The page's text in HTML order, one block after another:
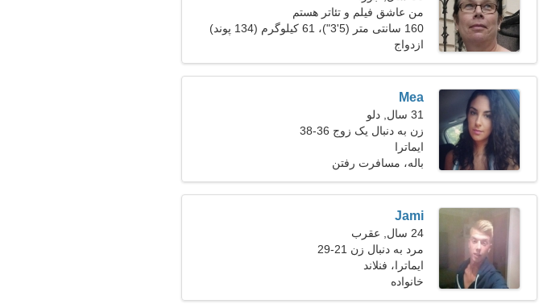
من عاشق فیلم و تئاتر هستم
160 سانتی متر (5'3")، 61 کیلوگرم (134 پوند)
ازدواج
Mea
31 سال, دلو
زن به دنبال یک زوج 36-38
ایماترا
باله، مسافرت رفتن
Jami
24 سال, عقرب
مرد به دنبال زن 21-29
ایماترا، فنلاند
خانواده